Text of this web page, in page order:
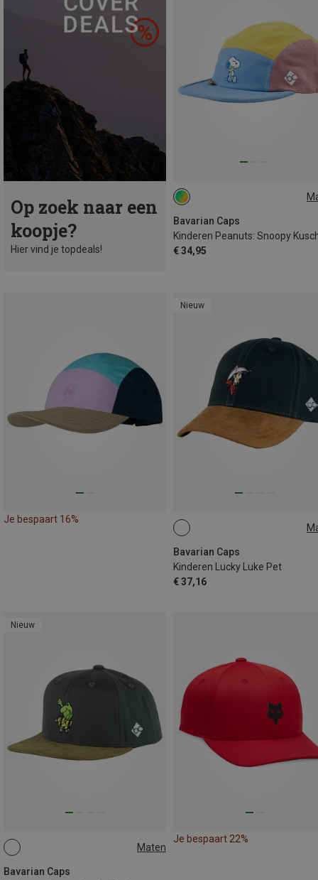
Op zoek naar een
koopje?
Hier vind je topdeals!
Bavarian Caps
€ 34,95
ONE SIZE
Je bespaart 16%
Nieuw
Bavarian Caps
Kinderen Lucky Luke Pet
€ 37,16
54
Nieuw
Maten
Bavarian Caps
54
Je bespaart 22%